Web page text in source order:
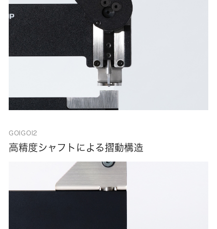
GOIGOI2
高精度シャフトによる摺動構造